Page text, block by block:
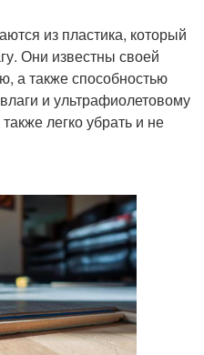
из пластика, который
Они известны своей
а также способностью
и ультрафиолетовому
легко убрать и не